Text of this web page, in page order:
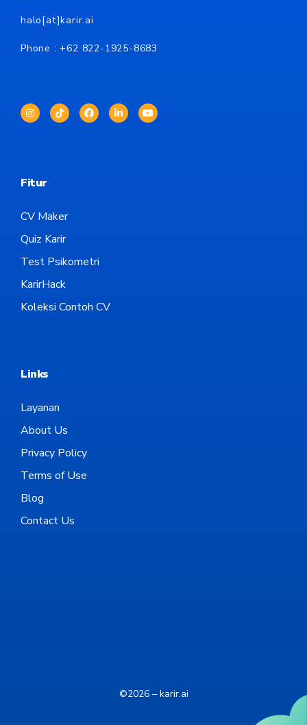
halo[at]karir.ai
Phone : +62 822-1925-8683
Fitur
CV Maker
Quiz Karir
Test Psikometri
KarirHack
Koleksi Contoh CV
Links
Layanan
About Us
Privacy Policy
Terms of Use
Blog
Contact Us
©2026 – karir.ai